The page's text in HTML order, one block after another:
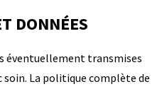
DONNÉES
éventuellement transmises
La politique complète de